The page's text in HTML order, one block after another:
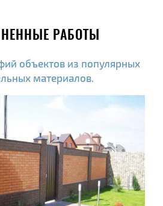
РАБОТЫ
объектов из популярных
материалов.